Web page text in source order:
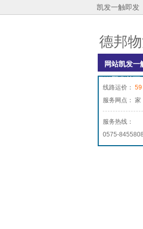
凯发一触即发
德邦
网站凯发一
即发首页
线路运价： 59
服务网点： 家
服务热线：
0575-